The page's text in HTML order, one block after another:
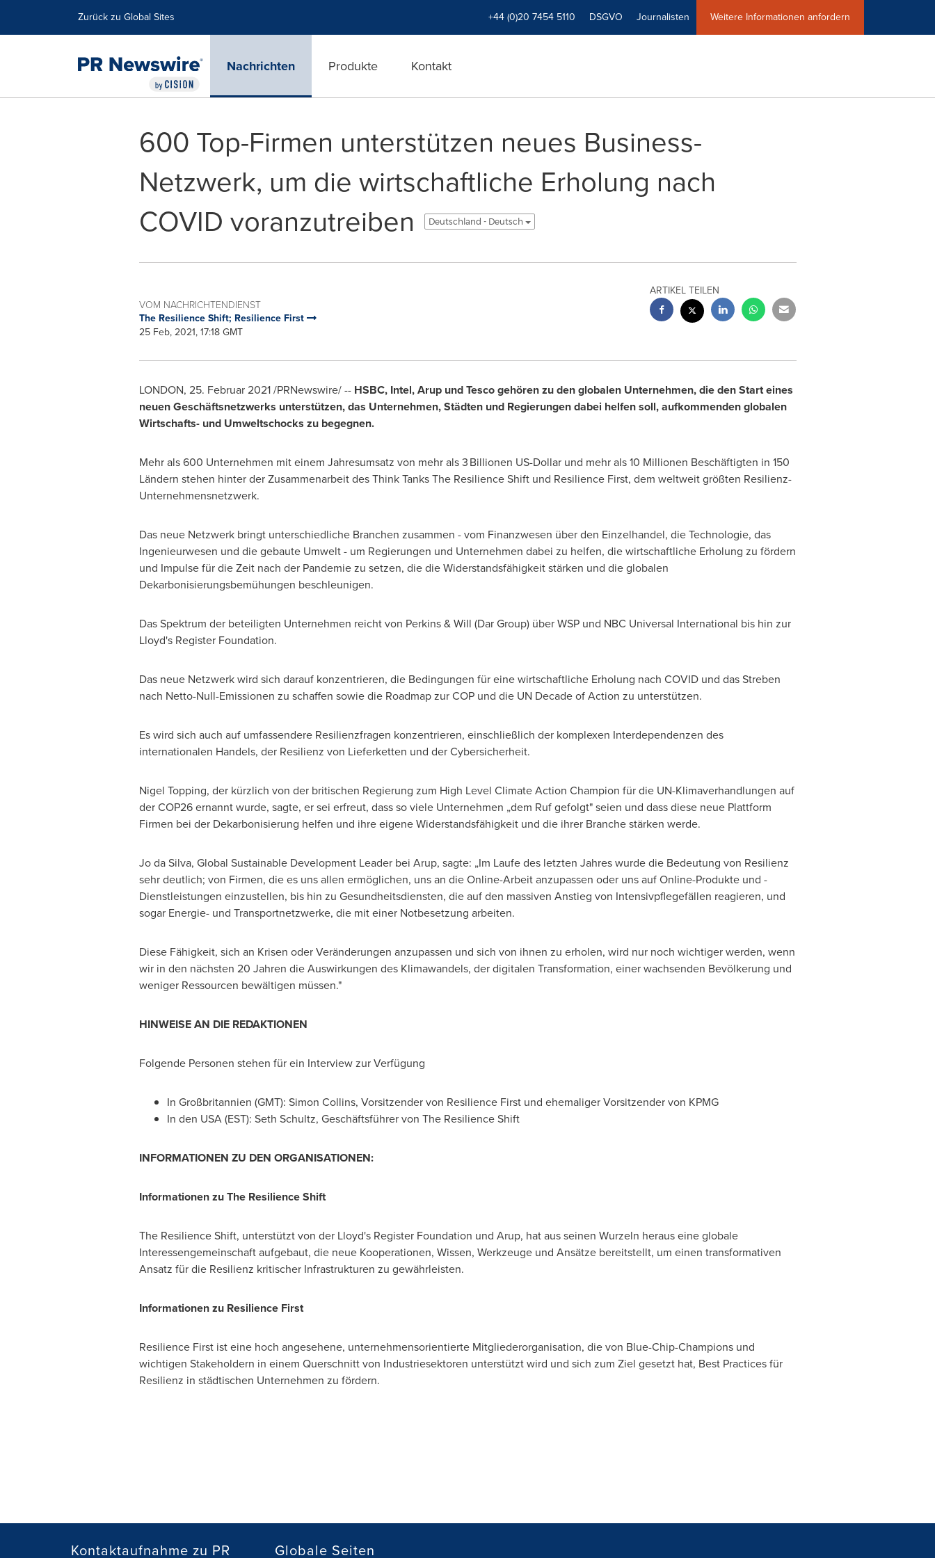
Zurück zu Global Sites +44 (0)20 7454 5110 DSGVO Journalisten Weitere Informationen anfordern
Nachrichten Produkte Kontakt
600 Top-Firmen unterstützen neues Business-
Netzwerk, um die wirtschaftliche Erholung nach
COVID voranzutreiben
Deutschland - Deutsch
VOM NACHRICHTENDIENST
The Resilience Shift; Resilience First
25 Feb, 2021, 17:18 GMT
ARTIKEL TEILEN
LONDON, 25. Februar 2021 /PRNewswire/ -- HSBC, Intel, Arup und Tesco gehören zu den globalen Unternehmen, die den Start eines
neuen Geschäftsnetzwerks unterstützen, das Unternehmen, Städten und Regierungen dabei helfen soll, aufkommenden globalen
Wirtschafts- und Umweltschocks zu begegnen.
Mehr als 600 Unternehmen mit einem Jahresumsatz von mehr als 3 Billionen US-Dollar und mehr als 10 Millionen Beschäftigten in 150
Ländern stehen hinter der Zusammenarbeit des Think Tanks The Resilience Shift und Resilience First, dem weltweit größten Resilienz-
Unternehmensnetzwerk.
Das neue Netzwerk bringt unterschiedliche Branchen zusammen - vom Finanzwesen über den Einzelhandel, die Technologie, das
Ingenieurwesen und die gebaute Umwelt - um Regierungen und Unternehmen dabei zu helfen, die wirtschaftliche Erholung zu fördern
und Impulse für die Zeit nach der Pandemie zu setzen, die die Widerstandsfähigkeit stärken und die globalen
Dekarbonisierungsbemühungen beschleunigen.
Das Spektrum der beteiligten Unternehmen reicht von Perkins & Will (Dar Group) über WSP und NBC Universal International bis hin zur
Lloyd's Register Foundation.
Das neue Netzwerk wird sich darauf konzentrieren, die Bedingungen für eine wirtschaftliche Erholung nach COVID und das Streben
nach Netto-Null-Emissionen zu schaffen sowie die Roadmap zur COP und die UN Decade of Action zu unterstützen.
Es wird sich auch auf umfassendere Resilienzfragen konzentrieren, einschließlich der komplexen Interdependenzen des
internationalen Handels, der Resilienz von Lieferketten und der Cybersicherheit.
Nigel Topping, der kürzlich von der britischen Regierung zum High Level Climate Action Champion für die UN-Klimaverhandlungen auf
derCOP26ernannt wurde, sagte, er sei erfreut, dass so viele Unternehmen „dem Ruf gefolgt" seien und dass diese neue Plattform
Firmen bei der Dekarbonisierung helfen und ihre eigene Widerstandsfähigkeit und die ihrer Branche stärken werde.
Jo da Silva, Global Sustainable Development Leader bei Arup, sagte: „Im Laufe des letzten Jahres wurde die Bedeutung von Resilienz
sehr deutlich; von Firmen, die es uns allen ermöglichen, uns an die Online-Arbeit anzupassen oder uns auf Online-Produkte und -
Dienstleistungen einzustellen, bis hin zu Gesundheitsdiensten, die auf den massiven Anstieg von Intensivpflegefällen reagieren, und
sogar Energie- und Transportnetzwerke, die mit einer Notbesetzung arbeiten.
Diese Fähigkeit, sich an Krisen oder Veränderungen anzupassen und sich von ihnen zu erholen, wird nur noch wichtiger werden, wenn
wir in den nächsten 20 Jahren die Auswirkungen des Klimawandels, der digitalen Transformation, einer wachsenden Bevölkerung und
weniger Ressourcen bewältigen müssen."
HINWEISE AN DIE REDAKTIONEN
Folgende Personen stehen für ein Interview zur Verfügung
In Großbritannien (GMT): Simon Collins, Vorsitzender von Resilience First und ehemaliger Vorsitzender von KPMG
In den USA(EST): Seth Schultz, Geschäftsführer von The Resilience Shift
INFORMATIONEN ZU DEN ORGANISATIONEN:
Informationen zuThe Resilience Shift
The Resilience Shift, unterstützt von der Lloyd's Register Foundation und Arup, hat aus seinen Wurzeln heraus eine globale
Interessengemeinschaft aufgebaut, die neue Kooperationen, Wissen, Werkzeuge und Ansätze bereitstellt, um einen transformativen
Ansatz für die Resilienz kritischer Infrastrukturen zu gewährleisten.
Informationen zu Resilience First
Resilience First ist eine hoch angesehene, unternehmensorientierte Mitgliederorganisation, die von Blue-Chip-Champions und
wichtigen Stakeholdern in einem Querschnitt von Industriesektoren unterstützt wird und sich zum Ziel gesetzt hat, Best Practices für
Resilienz in städtischen Unternehmen zu fördern.
Kontaktaufnahme zu PR Globale Seiten